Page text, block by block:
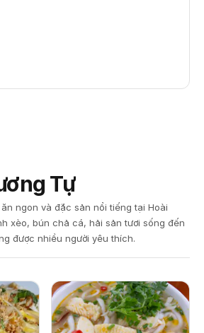
Tự
ngon và đặc sản nổi tiếng tại Hoài
xèo, bún chả cá, hải sản tươi sống đến
được nhiều người yêu thích.